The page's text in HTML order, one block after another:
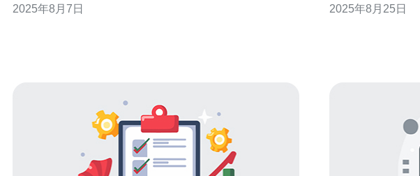
香港服务器托管费用的影响因素 服务器托管费用受多种因
2025年8月7日
择。尤其推荐德
2025年8月25日